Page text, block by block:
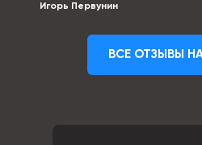
Игорь Первунин
ВСЕ ОТЗЫВЫ